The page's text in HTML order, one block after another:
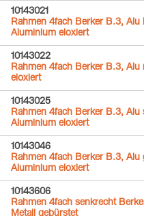
10143021
Rahmen 4fach Berker B.3,
Aluminium eloxiert
10143022
Rahmen 4fach Berker B.3,
eloxiert
10143025
Rahmen 4fach Berker B.3,
Aluminium eloxiert
10143046
Rahmen 4fach Berker B.3, Alu
Aluminium eloxiert
10143606
Rahmen 4fach senkrecht
Metall gebürstet